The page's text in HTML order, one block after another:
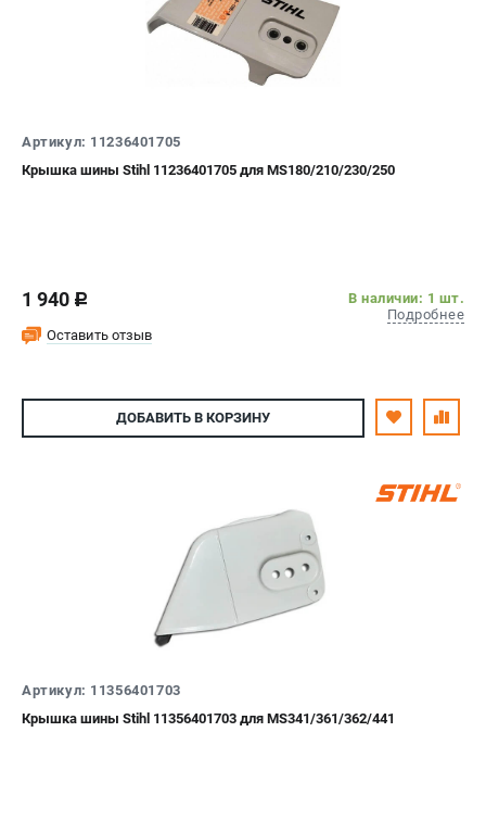
Артикул: 11236401705
Крышка шины Stihl 11236401705 для MS180/210/230/250
1 940 c
В наличии: 1 шт.
Подробнее
Оставить отзыв
ДОБАВИТЬ В КОРЗИНУ
Артикул: 11356401703
Крышка шины Stihl 11356401703 для MS341/361/362/441